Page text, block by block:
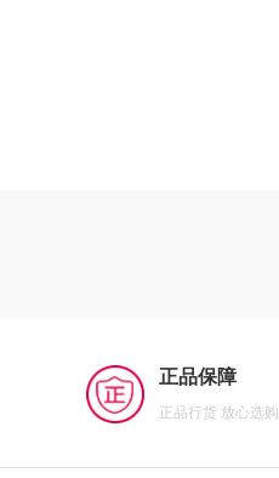
正品保障
正品行货 放心选购